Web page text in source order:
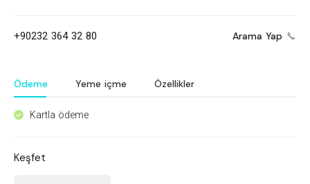
+90232 364 32 80 Arama Yap
Ödeme Yeme içme Özellikler
^ Kartla ödeme
Keşfet